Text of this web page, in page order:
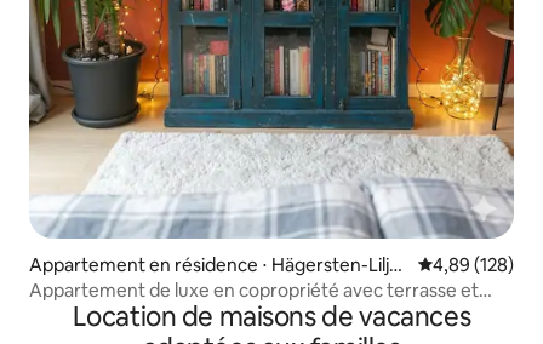
Appartement en résidence ⋅ Hägersten-Lilje
holmen
Évaluation
4,89 (128)
Appartement de luxe en copropriété avec terrasse et
sauna, etc.
Location de maisons de vacances